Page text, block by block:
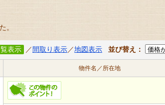
。
表示 ／ 間取り表示／地図表示 並び替え：
物件名／所在地